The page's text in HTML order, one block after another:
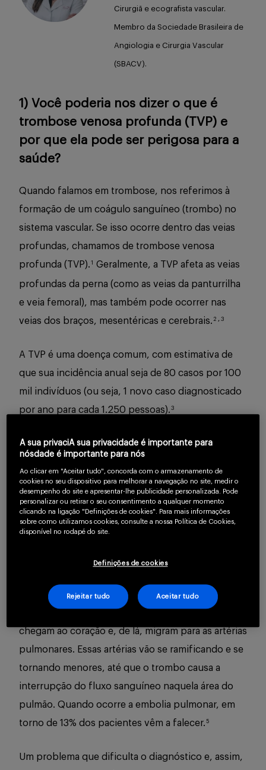
Buscar Cirurgiã e ecografista vascular.
Membro da Sociedade Brasileira de
Angiologia e Cirurgia Vascular
(SBACV).
1) Você poderia nos dizer o que é
trombose venosa profunda (TVP) e
por que ela pode ser perigosa para a
saúde?
Quando falamos em trombose, nos referimos à
formação de um coágulo sanguíneo (trombo) no
sistema vascular. Se isso ocorre dentro das veias
profundas, chamamos de trombose venosa
profunda (TVP). 1 Geralmente, a TVP afeta as veias
profundas da perna (como as veias da panturrilha
e veia femoral), mas também pode ocorrer nas
veias dos braços, mesentéricas e cerebrais. 2 , 3
A TVP é uma doença comum, com estimativa de
que sua incidência anual seja de 80 casos por 100
mil indivíduos (ou seja, 1 novo caso diagnosticado
por ano para cada 1.250 pessoas). 3
Essa condição é uma das principais causas
se ter uma ideia, aproximadamente 6% dos
pacientes com TVP acabam falecendo. Dentre as
complicações desta doença, a embolia pulmonar,
que ocorre em até um terço dos casos, é o
acontece quando os trombos se desprendem das
chegam ao coração e, de lá, migram para as artérias
pulmonares. Essas artérias vão se ramificando e se
tornando menores, até que o trombo causa a
interrupção do fluxo sanguíneo naquela área do
pulmão. Quando ocorre a embolia pulmonar, em
torno de 13% dos pacientes vêm a falecer. 5
Um problema que dificulta o diagnóstico e, assim,
A sua privaciA sua privacidade é importante para
nósdade é importante para nós
Ao clicar em "Aceitar tudo", concorda com o armazenamento de
cookies no seu dispositivo para melhorar a navegação no site, medir o
desempenho do site e apresentar-lhe publicidade personalizada. Pode
personalizar ou retirar o seu consentimento a qualquer momento
clicando na ligação "Definições de cookies". Para mais informações
sobre como utilizamos cookies, consulte a nossa Política de Cookies,
disponível no rodapé do site.
Definições de cookies
Rejeitar tudo Aceitar tudo